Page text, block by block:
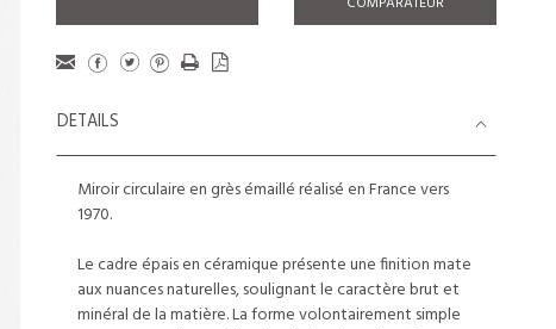
DETAILS
Miroir circulaire en grès émaillé réalisé en France vers
1970.
Le cadre épais en céramique présente une finition mate
aux nuances naturelles, soulignant le caractère brut et
minéral de la matière. La forme volontairement simple